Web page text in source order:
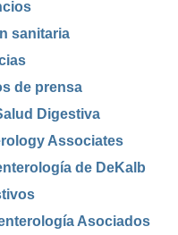
sanitaria
de prensa
Digestiva
Associates
de DeKalb
Asociados